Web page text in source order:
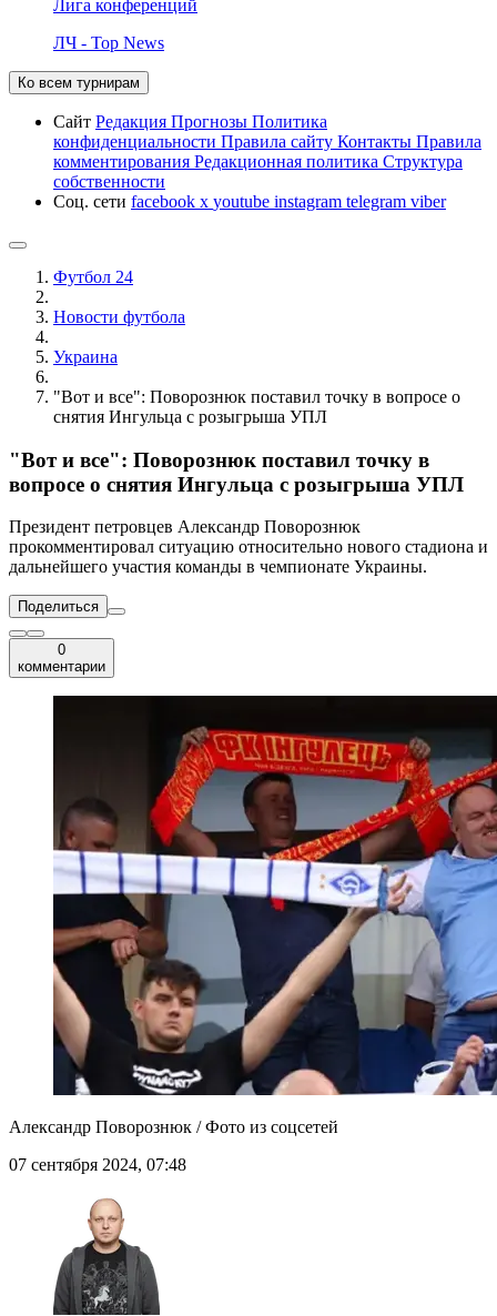
Лига конференций
ЛЧ - Top News
Ко всем турнирам
Сайт Редакция Прогнозы Политика
конфиденциальности Правила сайту Контакты Правила
комментирования Редакционная политика Структура
собственности
Соц. сети facebook x youtube instagram telegram viber
Футбол 24
Новости футбола
Украина
"Вот и все": Поворознюк поставил точку в вопросе о
снятия Ингульца с розыгрыша УПЛ
"Вот и все": Поворознюк поставил точку в
вопросе о снятия Ингульца с розыгрыша УПЛ
Президент петровцев Александр Поворознюк
прокомментировал ситуацию относительно нового стадиона и
дальнейшего участия команды в чемпионате Украины.
Поделиться
0
комментарии
Александр Поворознюк / Фото из соцсетей
07 сентября 2024, 07:48